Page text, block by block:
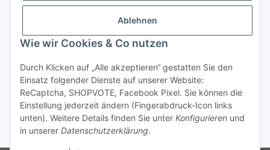
Ablehnen
Wie wir Cookies & Co nutzen
Durch Klicken auf „Alle akzeptieren“ gestatten Sie den
Einsatz folgender Dienste auf unserer Website:
ReCaptcha, SHOPVOTE, Facebook Pixel. Sie können die
Einstellung jederzeit ändern (Fingerabdruck-Icon links
unten). Weitere Details finden Sie unter Konfigurieren und
in unserer Datenschutzerklärung.
E-Mail: hallo@littlepippa.de
Vertrag widerrufen
* Alle Preise inkl. gesetzlicher USt., zzgl.Versand